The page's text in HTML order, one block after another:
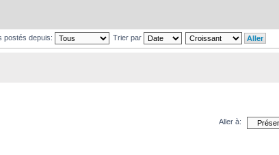
postés depuis: Trier par
Aller à: